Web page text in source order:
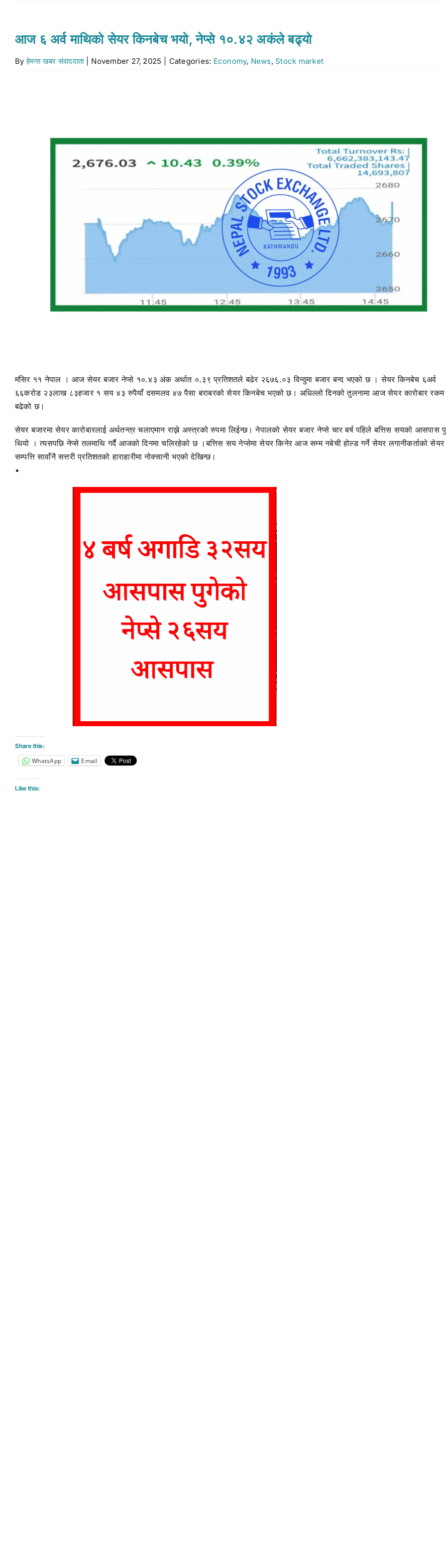
आज ६ अर्व माथिको सेयर किनबेच भयो, नेप्से १०.४२ अकंले बढ्यो
Byहेमन्त खबर संवाददाता November 27, 2025 Categories: Economy, News, Stock market
मंसिर ११ नेपाल । आज सेयर बजार नेप्से १०.४३ अंक अर्थात ०.३९ प्रतिशतले बढेर २६७६.०३ विन्दुमा बजार बन्द भएको छ । सेयर किनबेच ६अर्व
६६करोड २३लाख ८३हजार १ सय ४३ रुपैयाँ दसमलव ४७ पैसा बराबरको सेयर किनबेच भएको छ। अधिल्लो दिनको तुलनामा आज सेयर कारोबार रकम
बढेको छ।
सेयर बजारमा सेयर कारोबारलाई अर्थतन्त्र चलाएमान राख्ने अस्त्रको रुपमा लिईन्छ। नेपालको सेयर बजार नेप्से चार बर्ष पहिले बत्तिस सयको आसपास
थियो । त्यसपछि नेप्से तलमाथि गर्दै आजको दिनमा चलिरहेको छ ।बत्तिस सय नेप्सेमा सेयर किनेर आज सम्म नबेची होल्ड गर्ने सेयर लगानीकर्ताको सेयर
सम्पत्ति सावाँनै सत्तरी प्रतिशतको हाराहारीमा नोक्सानी भएको देखिन्छ।
•
Share this:
WhatsApp Email
Like this: